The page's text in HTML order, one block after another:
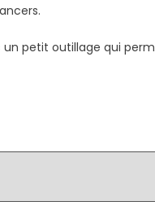
petit outillage qui